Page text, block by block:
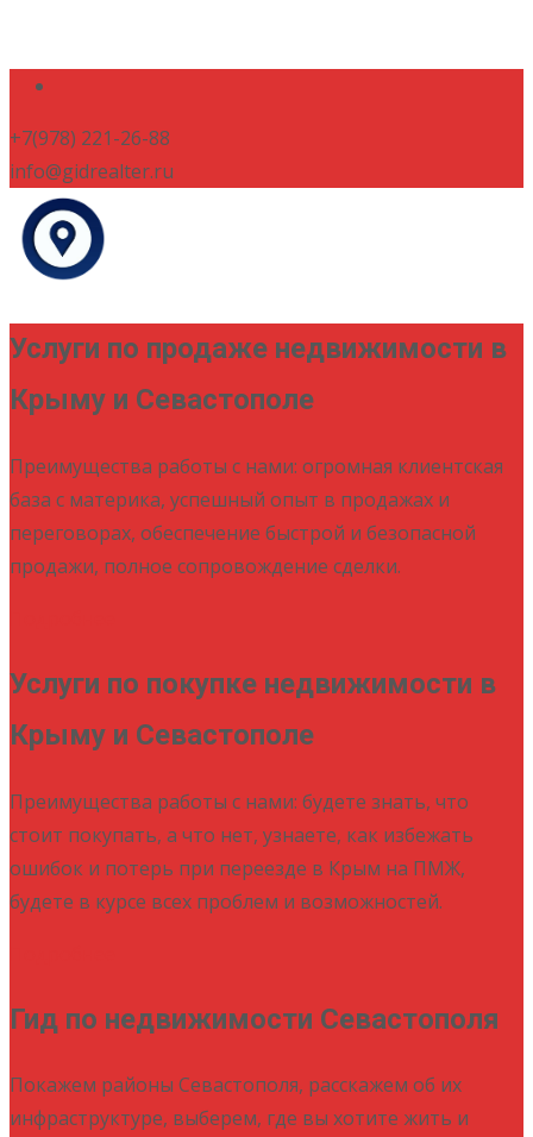
+7(978) 221-26-88
info@gidrealter.ru
Услуги по продаже недвижимости в
Крыму и Севастополе
Преимущества работы с нами: огромная клиентская
база с материка, успешный опыт в продажах и
переговорах, обеспечение быстрой и безопасной
продажи, полное сопровождение сделки.
Услуги по покупке недвижимости в
Крыму и Севастополе
Преимущества работы с нами: будете знать, что
стоит покупать, а что нет, узнаете, как избежать
ошибок и потерь при переезде в Крым на ПМЖ,
будете в курсе всех проблем и возможностей.
Гид по недвижимости Севастополя
Покажем районы Севастополя, расскажем об их
инфраструктуре, выберем, где вы хотите жить и